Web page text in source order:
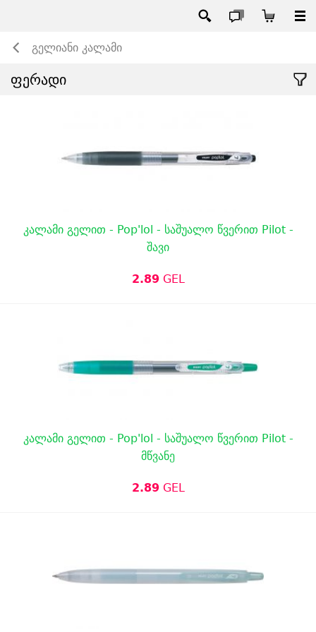
გელიანი კალამი
ფერადი
კალამი გელით - Pop'lol - საშუალო წვერით Pilot -
შავი
2.89 GEL
კალამი გელით - Pop'lol - საშუალო წვერით Pilot -
მწვანე
2.89 GEL